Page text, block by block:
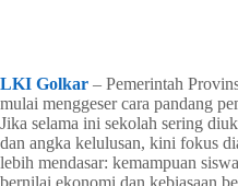
LKI Golkar – Pemerintah
mulai menggeser cara pandang
Jika selama ini sekolah sering
dan angka kelulusan, kini fokus
lebih mendasar: kemampuan